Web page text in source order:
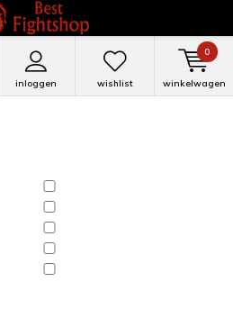
inloggen wishlist winkelwagen
0